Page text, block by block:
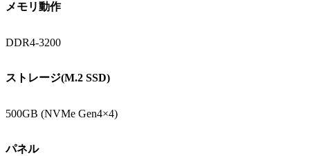
メモリ動作
DDR4-3200
ストレージ(M.2 SSD)
500GB (NVMe Gen4×4)
パネル